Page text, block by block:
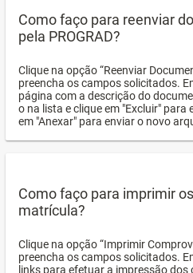
Como faço para reenviar
pela PROGRAD?
Clique na opção “Reenviar
preencha os campos solicitados.
página com a descrição do
o na lista e clique em "Excluir" para
em "Anexar" para enviar o novo
Como faço para imprimir
matrícula?
Clique na opção “Imprimir
preencha os campos solicitados.
links para efetuar a impressão